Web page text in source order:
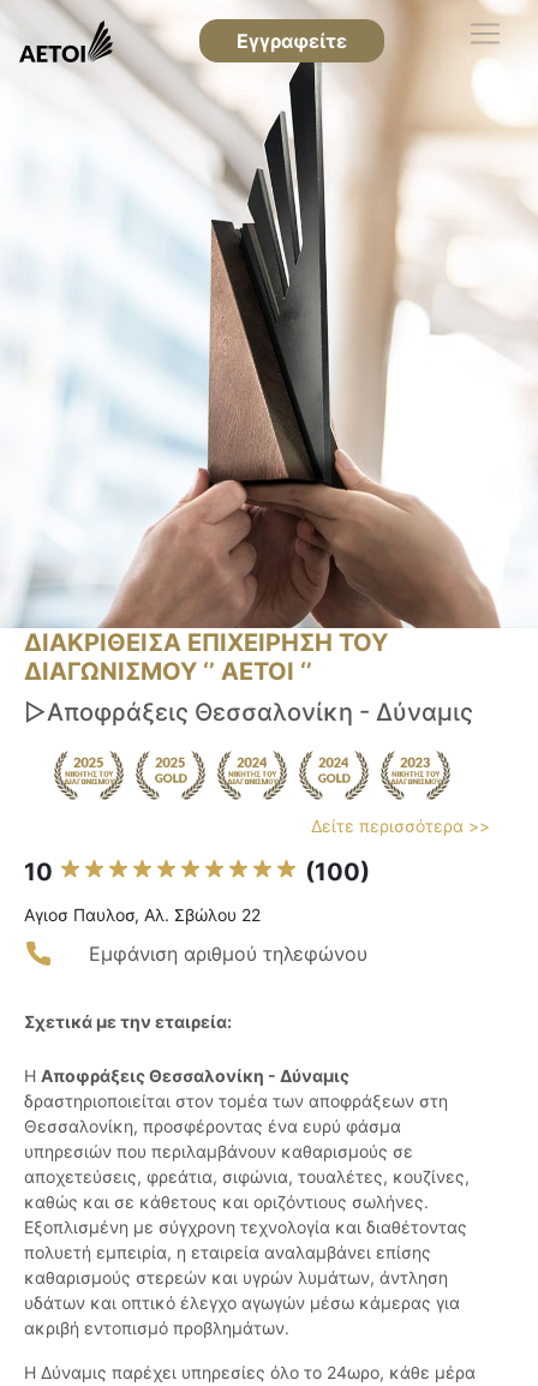
Εγγραφείτε
ΔΙΑΚΡΙΘΕΙΣΑ ΕΠΙΧΕΙΡΗΣΗ ΤΟΥ
ΔΙΑΓΩΝΙΣΜΟΥ ‘’ ΑΕΤΟΙ ‘’
▷Αποφράξεις Θεσσαλονίκη - Δύναμις
Δείτε περισσότερα >>
10 (100)
Αγιοσ Παυλοσ, Αλ. Σβώλου 22
Εμφάνιση αριθμού τηλεφώνου
Σχετικά με την εταιρεία:
Η Αποφράξεις Θεσσαλονίκη - Δύναμις
δραστηριοποιείται στον τομέα των αποφράξεων στη
Θεσσαλονίκη, προσφέροντας ένα ευρύ φάσμα
υπηρεσιών που περιλαμβάνουν καθαρισμούς σε
αποχετεύσεις, φρεάτια, σιφώνια, τουαλέτες, κουζίνες,
καθώς και σε κάθετους και οριζόντιους σωλήνες.
Εξοπλισμένη με σύγχρονη τεχνολογία και διαθέτοντας
πολυετή εμπειρία, η εταιρεία αναλαμβάνει επίσης
καθαρισμούς στερεών και υγρών λυμάτων, άντληση
υδάτων και οπτικό έλεγχο αγωγών μέσω κάμερας για
ακριβή εντοπισμό προβλημάτων.
Η Δύναμις παρέχει υπηρεσίες όλο το 24ωρο, κάθε μέρα